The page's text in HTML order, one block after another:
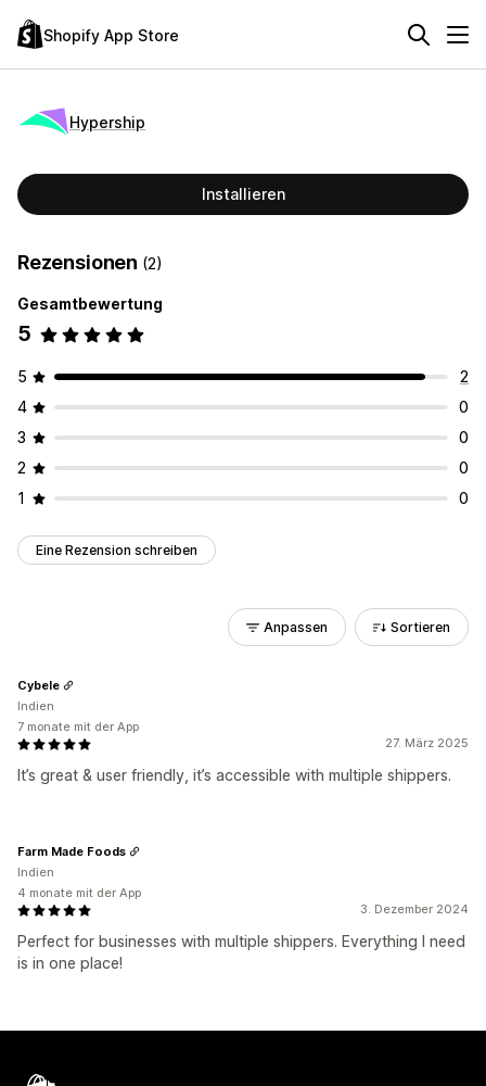
Shopify App Store
Hypership
Installieren
Rezensionen (2)
Gesamtbewertung
5
5
2
4
0
3
0
2
0
1
0
Eine Rezension schreiben
Anpassen Sortieren
27. März 2025
It’s great & user friendly, it’s accessible with multiple shippers.
Cybele
Indien
7 monate mit der App
3. Dezember 2024
Perfect for businesses with multiple shippers. Everything I need
is in one place!
Farm Made Foods
Indien
4 monate mit der App